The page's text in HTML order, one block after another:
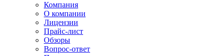
Компания
О компании
Лицензии
Прайс-лист
Обзоры
Вопрос-ответ